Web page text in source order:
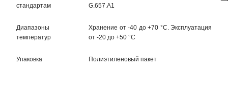
стандартам
G.657.A1
Диапазоны
температур
Хранение от -40 до +70 °C. Эксплуатация
от -20 до +50 °C
Упаковка Полиэтиленовый пакет